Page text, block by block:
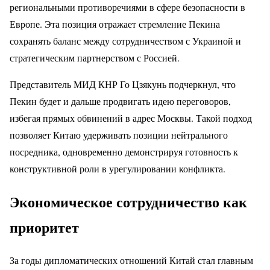
региональными противоречиями в сфере безопасности в
Европе. Эта позиция отражает стремление Пекина
сохранять баланс между сотрудничеством с Украиной и
стратегическим партнерством с Россией.
Представитель МИД КНР Го Цзякунь подчеркнул, что
Пекин будет и дальше продвигать идею переговоров,
избегая прямых обвинений в адрес Москвы. Такой подход
позволяет Китаю удерживать позиции нейтрального
посредника, одновременно демонстрируя готовность к
конструктивной роли в урегулировании конфликта.
Экономическое сотрудничество как
приоритет
За годы дипломатических отношений Китай стал главным